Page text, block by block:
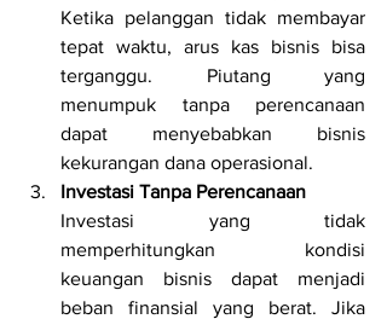
Ketika pelanggan tidak membayar
tepat waktu, arus kas bisnis bisa
terganggu. Piutang yang
menumpuk tanpa perencanaan
dapat menyebabkan bisnis
kekurangan dana operasional.
Investasi Tanpa Perencanaan
Investasi yang tidak
memperhitungkan kondisi
keuangan bisnis dapat menjadi
beban finansial yang berat. Jika